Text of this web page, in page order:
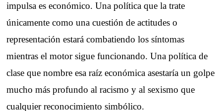
impulsa es económico. Una política que la trate
únicamente como una cuestión de actitudes o
representación estará combatiendo los síntomas
mientras el motor sigue funcionando. Una política de
clase que nombre esa raíz económica asestaría un golpe
mucho más profundo al racismo y al sexismo que
cualquier reconocimiento simbólico.